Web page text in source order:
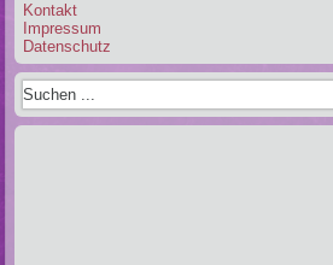
Kontakt
Impressum
Datenschutz